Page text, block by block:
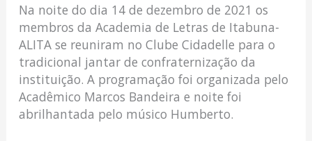
Na noite do dia 14 de dezembro de 2021 os
membros da Academia de Letras de Itabuna-
ALITA se reuniram no Clube Cidadelle para o
tradicional jantar de confraternização da
instituição. A programação foi organizada pelo
Acadêmico Marcos Bandeira e noite foi
abrilhantada pelo músico Humberto.